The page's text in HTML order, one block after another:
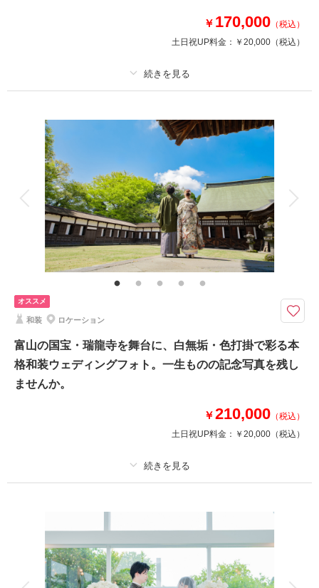
撮影場所： Oath＆Ours内スタジオ
来店・オンライン
撮影日の空き
￥ 170,000 （税込）
土日祝UP料金： ￥20,000 （税込）
撮影料 新婦衣装1着 新郎衣装1着
着付け
アルバム データ 120 カット 台紙付写真
衣装追加 会食
家族と撮影 家族用衣装レンタル ペットと撮影
その他含むもの
家族写真追加料金無料 最新衣装ランクアップ料金なし 和装小物ランクア
ップ料金なし 貸出小物多数 お母さま黒留袖レンタル無料 髪飾りや撮影
小物使用料金無料
全データ120カット以上ついてくる！天候を気にせず撮影が可能です！
8000本以上お花を使用したスタジオでの撮影です。和装が映えるセットも
ご用意でしています。スタジオなら夏の暑さや冬の寒さにも関係なく撮影が
できます。
2026年2月20日
（富山）
オススメ
和装 ロケーション
富山の国宝・瑞龍寺を舞台に、白無垢・色打掛で彩る本
格和装ウェディングフォト。一生ものの記念写真を残し
ませんか。
￥210,000 （税込）
土日祝UP料金： ￥20,000 （税込）
アルバム データ 180 カット 台紙付写真
衣装追加 会食 挙式